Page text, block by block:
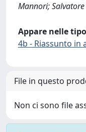
Mannori;
Appare nelle
4b - Riassunto in
File in questo
Non ci sono file